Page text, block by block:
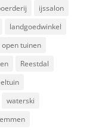
ijssalon
landgoedwinkel
open tuinen
Reestdal
waterski